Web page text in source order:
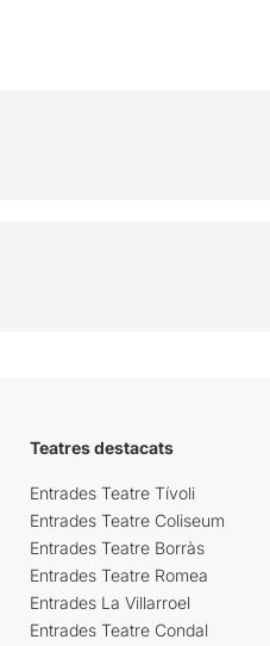
Teatres destacats
Entrades Teatre Tívoli
Entrades Teatre Coliseum
Entrades Teatre Borràs
Entrades Teatre Romea
Entrades La Villarroel
Entrades Teatre Condal